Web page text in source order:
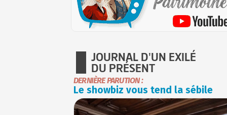
JOURNAL D'UN EXILÉ
DU PRÉSENT
DERNIÈRE PARUTION :
Le showbiz vous tend la sébile